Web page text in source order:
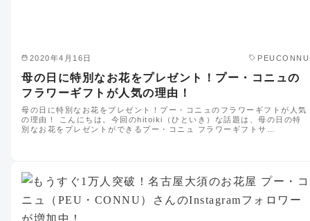
2020年4月16日 PEUCONNU
母の日に特別なお花をプレゼント！プー・コニュの
フラワーギフトが人気の理由！
母の日に特別なお花をプレゼント！プー・コニュのフラワーギフトが人気
の理由！ こんにちは。今回のhitoiki（ひといき）な話題は、母の日の特
別なお花をプレゼントができるプー・コニュ フラワーギフトサ…